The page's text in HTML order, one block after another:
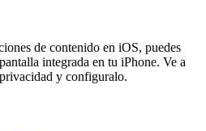
de contenido en iOS, puedes
integrada en tu iPhone. Ve a
y configuralo.